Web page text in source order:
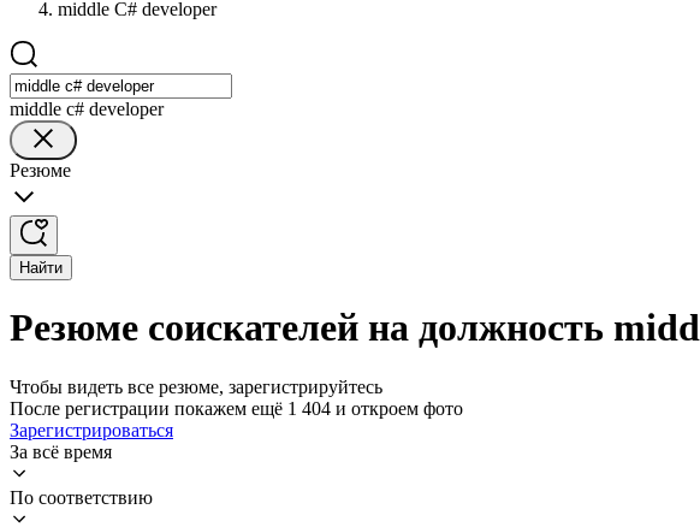
middle C# developer
middle c# developer
Резюме
Найти
Резюме соискателей на должность
Чтобы видеть все резюме, зарегистрируйтесь
После регистрации покажем ещё 1 404 и откроем фото
Зарегистрироваться
За всё время
По соответствию